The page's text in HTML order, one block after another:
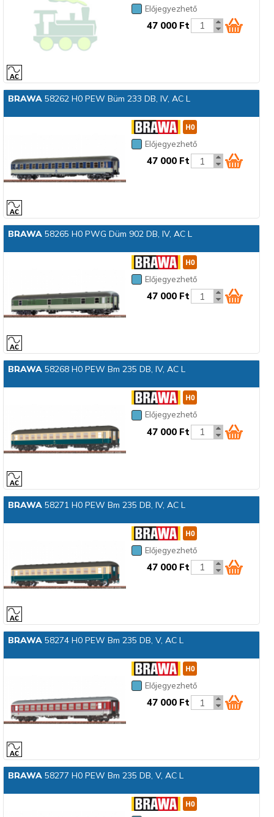
Előjegyezhető
47 000 Ft
BRAWA58262 H0 PEW Büm 233 DB, IV, AC L
Előjegyezhető
47 000 Ft
BRAWA58265 H0 PWG Düm 902 DB, IV, AC L
Előjegyezhető
47 000 Ft
BRAWA58268 H0 PEW Bm 235 DB, IV, AC L
Előjegyezhető
47 000 Ft
BRAWA58271 H0 PEW Bm 235 DB, IV, AC L
Előjegyezhető
47 000 Ft
BRAWA58274 H0 PEW Bm 235 DB, V, AC L
Előjegyezhető
47 000 Ft
BRAWA58277 H0 PEW Bm 235 DB, V, AC L